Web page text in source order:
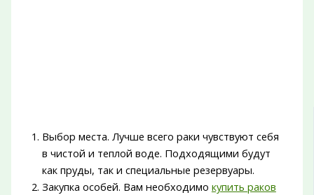
Выбор места. Лучше всего раки чувствуют себя
в чистой и теплой воде. Подходящими будут
как пруды, так и специальные резервуары.
Закупка особей. Вам необходимо купить раков